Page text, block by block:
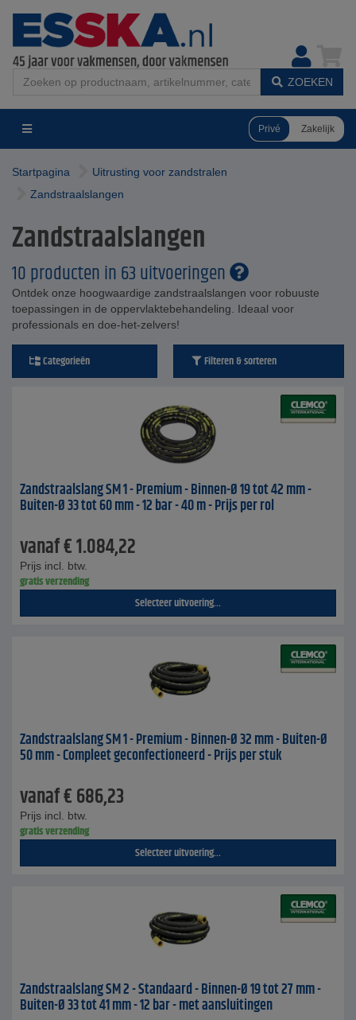
ZOEKEN
Privé Zakelijk
Startpagina
Uitrusting voor zandstralen
Zandstraalslangen
Zandstraalslangen
10 producten in 63 uitvoeringen
Ontdek onze hoogwaardige zandstraalslangen voor robuuste
toepassingen in de oppervlaktebehandeling. Ideaal voor
professionals en doe-het-zelvers!
Categorieën Filteren & sorteren
Zandstraalslang SM 1 - Premium - Binnen-Ø 19 tot 42 mm -
Buiten-Ø 33 tot 60 mm - 12 bar - 40 m - Prijs per rol
vanaf€1.084,22
Prijs incl. btw.
gratis verzending
Selecteer uitvoering...
Zandstraalslang SM 1 - Premium - Binnen-Ø 32 mm - Buiten-Ø
50 mm - Compleet geconfectioneerd - Prijs per stuk
vanaf€686,23
Prijs incl. btw.
gratis verzending
Selecteer uitvoering...
Zandstraalslang SM 2 - Standaard - Binnen-Ø 19 tot 27 mm -
Buiten-Ø 33 tot 41 mm - 12 bar - met aansluitingen